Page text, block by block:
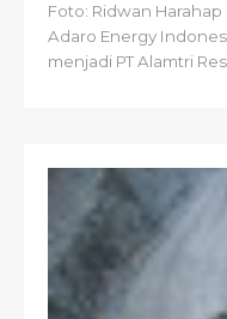
Foto: Ridwan
Adaro Energy
menjadi PT Alamtri